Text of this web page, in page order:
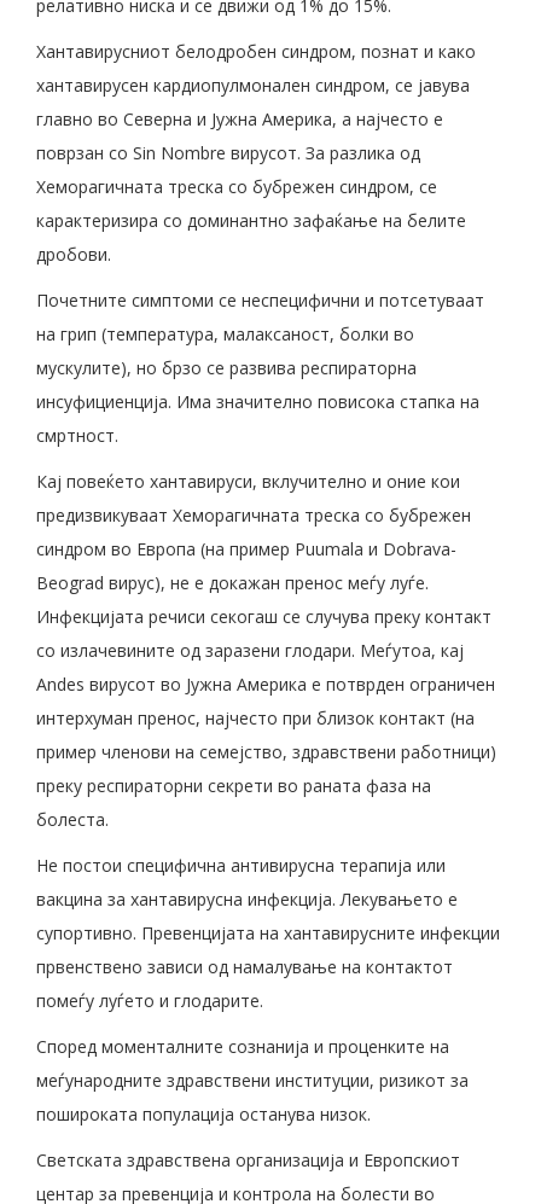
релативно ниска и се движи од 1% до 15%.
Хантавирусниот белодробен синдром, познат и како
хантавирусен кардиопулмонален синдром, се јавува
главно во Северна и Јужна Америка, а најчесто е
поврзан со Sin Nombre вирусот. За разлика од
Хеморагичната треска со бубрежен синдром, се
карактеризира со доминантно зафаќање на белите
дробови.
Почетните симптоми се неспецифични и потсетуваат
на грип (температура, малаксаност, болки во
мускулите), но брзо се развива респираторна
инсуфициенција. Има значително повисока стапка на
смртност.
Кај повеќето хантавируси, вклучително и оние кои
предизвикуваат Хеморагичната треска со бубрежен
синдром во Европа (на пример Puumala и Dobrava-
Beograd вирус), не е докажан пренос меѓу луѓе.
Инфекцијата речиси секогаш се случува преку контакт
со излачевините од заразени глодари. Меѓутоа, кај
Andes вирусот во Јужна Америка е потврден ограничен
интерхуман пренос, најчесто при близок контакт (на
пример членови на семејство, здравствени работници)
преку респираторни секрети во раната фаза на
болеста.
Не постои специфична антивирусна терапија или
вакцина за хантавирусна инфекција. Лекувањето е
супортивно. Превенцијата на хантавирусните инфекции
првенствено зависи од намалување на контактот
помеѓу луѓето и глодарите.
Според моменталните сознанија и проценките на
меѓународните здравствени институции, ризикот за
пошироката популација останува низок.
Светската здравствена организација и Европскиот
центар за превенција и контрола на болести во